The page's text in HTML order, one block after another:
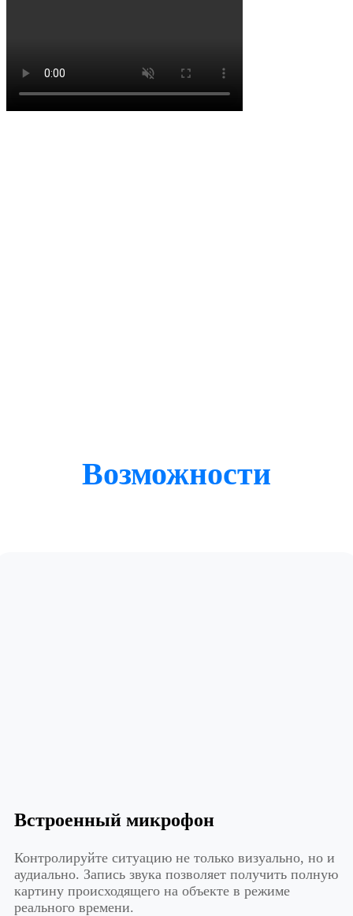
Возможности
Встроенный микрофон
Контролируйте ситуацию не только визуально, но и
аудиально. Запись звука позволяет получить полную
картину происходящего на объекте в режиме
реального времени.